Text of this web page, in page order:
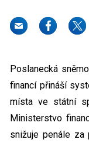
Poslanecká
financí přináší
místa ve státní
Ministerstvo
snižuje penále za